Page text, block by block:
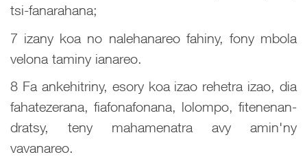
tsi-fanarahana;
7 izany koa no nalehanareo fahiny, fony mbola
velona taminy ianareo.
8 Fa ankehitriny, esory koa izao rehetra izao, dia
fahatezerana, fiafonafonana, lolompo, fitenenan-
dratsy, teny mahamenatra avy amin'ny
vavanareo.